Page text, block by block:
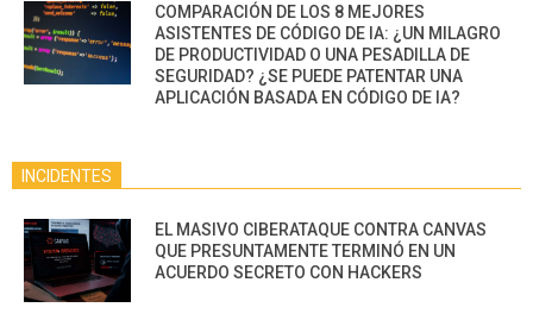
COMPARACIÓN DE LOS 8 MEJORES
ASISTENTES DE CÓDIGO DE IA: ¿UN MILAGRO
DE PRODUCTIVIDAD O UNA PESADILLA DE
SEGURIDAD? ¿SE PUEDE PATENTAR UNA
APLICACIÓN BASADA EN CÓDIGO DE IA?
INCIDENTES
EL MASIVO CIBERATAQUE CONTRA CANVAS
QUE PRESUNTAMENTE TERMINÓ EN UN
ACUERDO SECRETO CON HACKERS